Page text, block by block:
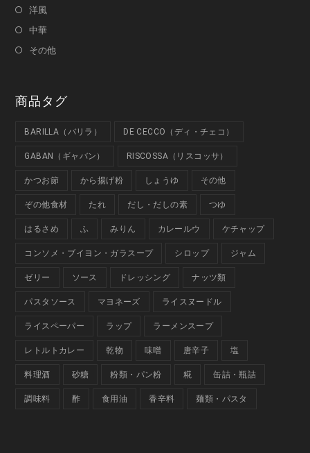
洋風
中華
その他
商品タグ
BARILLA（バリラ） DE CECCO（ディ・チェコ）
GABAN（ギャバン） RISCOSSA（リスコッサ）
かつお節 から揚げ粉 しょうゆ その他
ぞの他食材 たれ だし・だしの素 つゆ
はるさめ ふ みりん カレールウ ケチャップ
コンソメ・ブイヨン・ガラスープ シロップ ジャム
ゼリー ソース ドレッシング ナッツ類
パスタソース マヨネーズ ライスヌードル
ライスペーパー ラップ ラーメンスープ
レトルトカレー 乾物 味噌 唐辛子 塩
料理酒 砂糖 粉類・パン粉 糀 缶詰・瓶詰
調味料 酢 食用油 香辛料 麺類・パスタ